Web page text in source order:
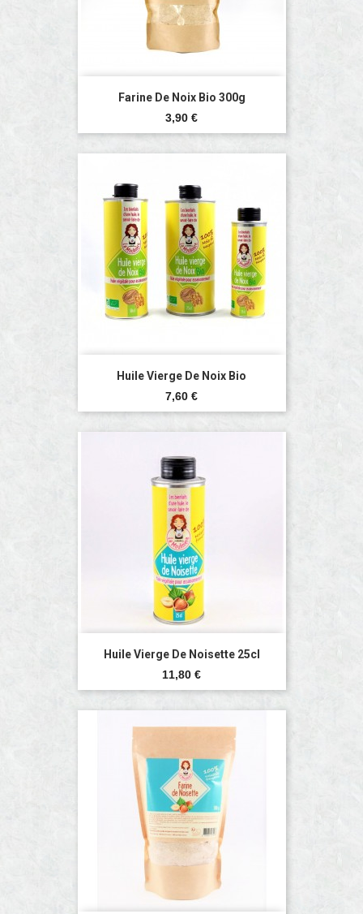
Farine De Noix Bio 300g
Prix
3,90 €
Huile Vierge De Noix Bio
Prix
7,60 €
Huile Vierge De Noisette 25cl
Prix
11,80 €